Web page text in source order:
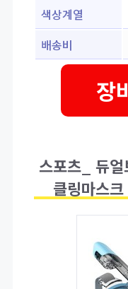
색상계열
배송비
장
스포츠_ 듀
클링마스